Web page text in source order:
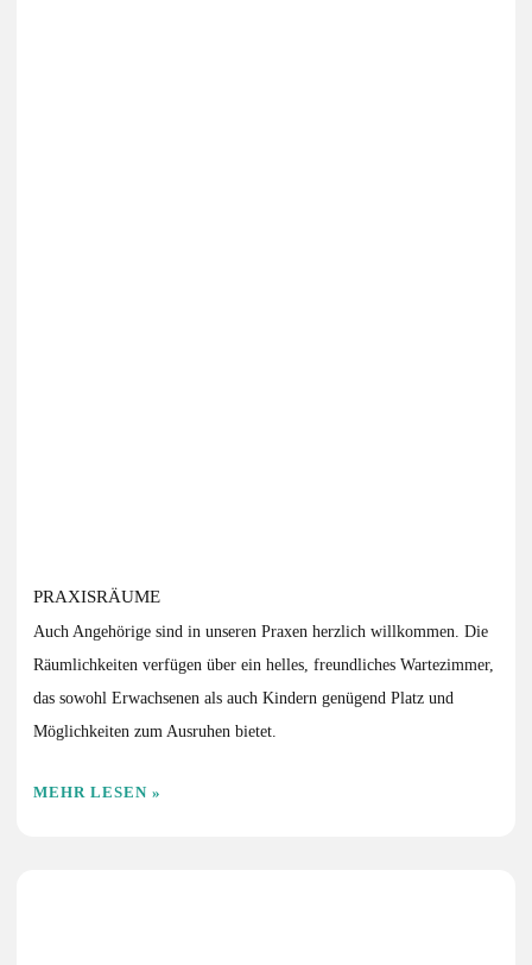
PRAXISRÄUME
Auch Angehörige sind in unseren Praxen herzlich willkommen. Die
Räumlichkeiten verfügen über ein helles, freundliches Wartezimmer,
das sowohl Erwachsenen als auch Kindern genügend Platz und
Möglichkeiten zum Ausruhen bietet.
MEHR LESEN »